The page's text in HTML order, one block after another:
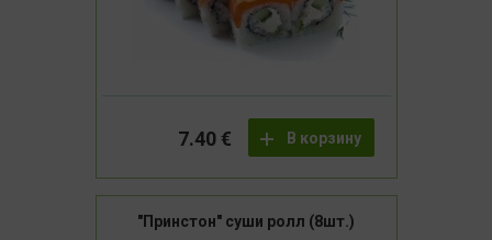
В корзину
7.40 €
"Принстон" суши ролл (8шт.)